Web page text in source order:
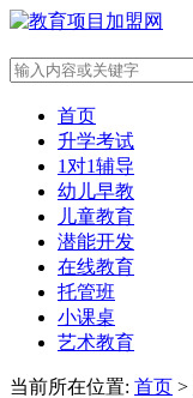
首页
升学考试
1对1辅导
幼儿早教
儿童教育
潜能开发
在线教育
托管班
小课桌
艺术教育
当前所在位置: 首页 >